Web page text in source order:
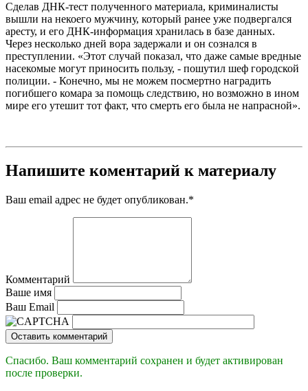
Сделав ДНК-тест полученного материала, криминалисты
вышли на некоего мужчину, который ранее уже подвергался
аресту, и его ДНК-информация хранилась в базе данных.
Через несколько дней вора задержали и он сознался в
преступлении. «Этот случай показал, что даже самые вредные
насекомые могут приносить пользу, - пошутил шеф городской
полиции. - Конечно, мы не можем посмертно наградить
погибшего комара за помощь следствию, но возможно в ином
мире его утешит тот факт, что смерть его была не напрасной».
Напишите коментарий к материалу
Ваш email адрес не будет опубликован.*
Комментарий
Ваше имя
Ваш Email
Оставить комментарий
Спасибо. Ваш комментарий сохранен и будет активирован
после проверки.